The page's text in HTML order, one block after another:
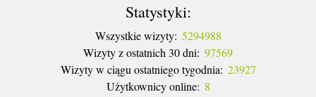
Statystyki:
Wszystkie wizyty: 5294988
Wizyty z ostatnich 30 dni: 97569
Wizyty w ciągu ostatniego tygodnia: 23927
Użytkownicy online: 8